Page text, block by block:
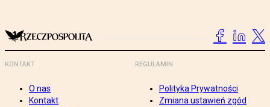
KONTAKT
O nas
Kontakt
REGULAMIN
Polityka Prywatności
Zmiana ustawień zgód